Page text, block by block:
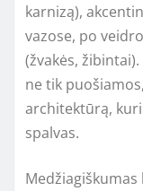
karnizą),
vazose, po
(žvakės,
ne tik
architektūrą,
spalvas.